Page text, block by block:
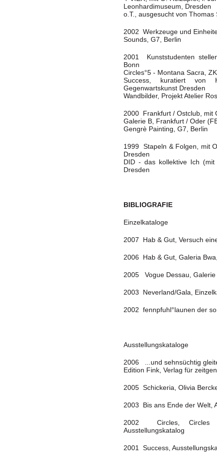
Leonhardimuseum, Dresden
o.T., ausgesucht von
2002 Werkzeuge und
Sounds, G7, Berlin
2001 Kunststudenten
Bonn
Circles°5 - Montana Sacra,
Success, kuratiert von
Gegenwartskunst Dresden
Wandbilder, Projekt Atelier
2000 Frankfurt / Ostclub, mit
Galerie B, Frankfurt / Oder
Gengrè Painting, G7, Berlin
1999 Stapeln & Folgen, mit
Dresden
DID - das kollektive Ich (mit
Dresden
BIBLIOGRAFIE
Einzelkataloge
2007 Hab & Gut, Versuch
2006 Hab & Gut, Galeria
2005 Vogue Dessau, Galerie
2003 Neverland/Gala,
2002 fennpfuhl°launen der
Ausstellungskataloge
2006 ...und sehnsüchtig
Edition Fink, Verlag für
2005 Schickeria, Olivia
2003 Bis ans Ende der Welt,
2002 Circles, Circles
Ausstellungskatalog
2001 Success,